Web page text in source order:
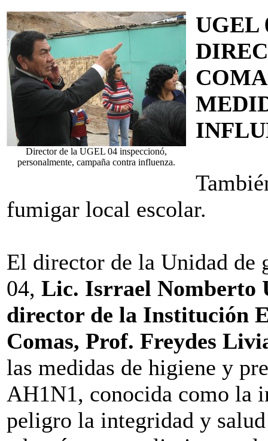
Director de la UGEL 04 inspeccionó,
personalmente, campaña contra influenza.
UGEL
fumigar local escolar.
El director de la Unidad de
04, Lic. Isrrael Nomberto
director de la Institución
Comas, Prof. Freydes
las medidas de higiene y
AH1N1, conocida como la
peligro la integridad y